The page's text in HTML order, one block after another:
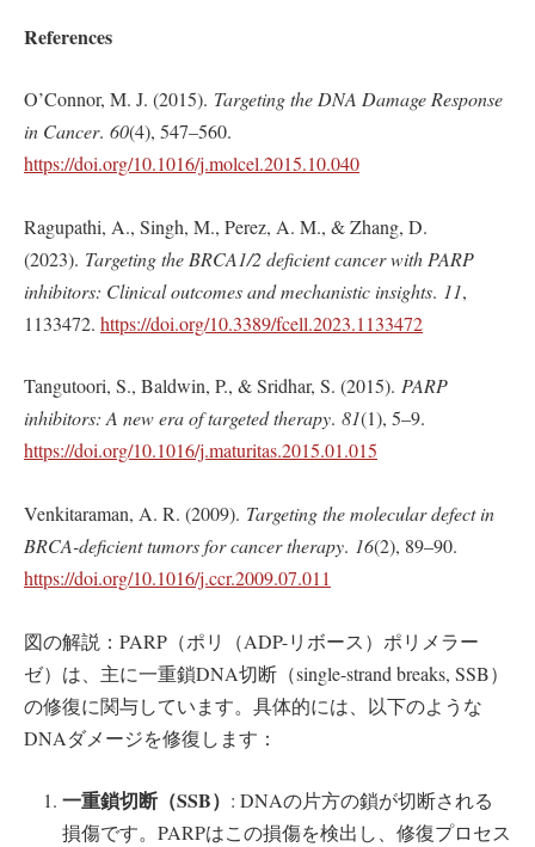
References
O’Connor, M. J. (2015). Targeting the DNA Damage Response
in Cancer. 60(4), 547–560.
https://doi.org/10.1016/j.molcel.2015.10.040
Ragupathi, A., Singh, M., Perez, A. M., & Zhang, D.
(2023). Targeting the BRCA1/2 deficient cancer with PARP
inhibitors: Clinical outcomes and mechanistic insights. 11,
1133472. https://doi.org/10.3389/fcell.2023.1133472
Tangutoori, S., Baldwin, P., & Sridhar, S. (2015). PARP
inhibitors: A new era of targeted therapy. 81(1), 5–9.
https://doi.org/10.1016/j.maturitas.2015.01.015
Venkitaraman, A. R. (2009). Targeting the molecular defect in
BRCA-deficient tumors for cancer therapy. 16(2), 89–90.
https://doi.org/10.1016/j.ccr.2009.07.011
図の解説：PARP（ポリ（ADP-リボース）ポリメラー
ゼ）は、主に一重鎖DNA切断（single-strand breaks, SSB）
の修復に関与しています。具体的には、以下のような
DNAダメージを修復します：
一重鎖切断（SSB） : DNAの片方の鎖が切断される
損傷です。PARPはこの損傷を検出し、修復プロセス